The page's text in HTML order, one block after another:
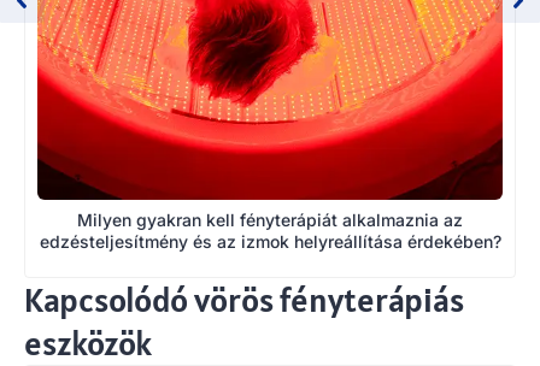
Milyen gyakran kell fényterápiát alkalmaznia az
edzésteljesítmény és az izmok helyreállítása érdekében?
Kapcsolódó vörös fényterápiás
eszközök